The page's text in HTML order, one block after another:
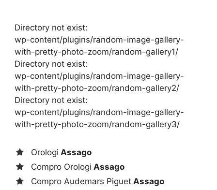
Directory not exist:
wp-content/plugins/random-image-gallery-
with-pretty-photo-zoom/random-gallery1/
Directory not exist:
wp-content/plugins/random-image-gallery-
with-pretty-photo-zoom/random-gallery2/
Directory not exist:
wp-content/plugins/random-image-gallery-
with-pretty-photo-zoom/random-gallery3/
Orologi Assago
Compro Orologi Assago
Compro Audemars Piguet Assago